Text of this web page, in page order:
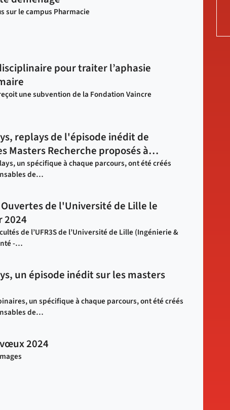
sur le campus Pharmacie
pour traiter l’aphasie
une subvention de la Fondation Vaincre
replays de l'épisode inédit de
Masters Recherche proposés à…
un spécifique à chaque parcours, ont été créés
de…
de l'Université de Lille le
2024
de l’UFR3S de l’Université de Lille (Ingénierie &
-…
un épisode inédit sur les masters
un spécifique à chaque parcours, ont été créés
de…
2024